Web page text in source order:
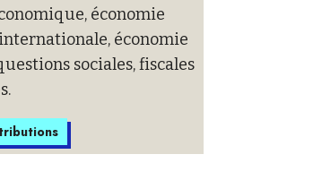
économie
économie
sociales, fiscales